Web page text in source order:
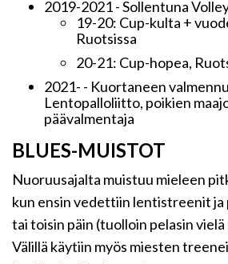
2019-2021 - Sollentuna
19-20: Cup-kulta +
Ruotsissa
20-21: Cup-hopea,
2021- - Kuortaneen
Lentopalloliitto, poikien
päävalmentaja
BLUES-MUISTOT
Nuoruusajalta muistuu mieleen
kun ensin vedettiin lentistreenit
tai toisin päin (tuolloin pelasin vielä
Välillä käytiin myös miesten